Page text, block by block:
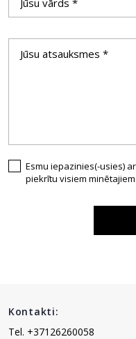
Esmu iepazinies(-usies)
piekrītu visiem
Kontakti:
Tel. +37126260058